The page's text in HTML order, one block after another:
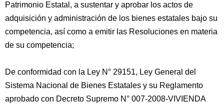
Patrimonio Estatal, a sustentar y aprobar los actos de
adquisición y administración de los bienes estatales bajo su
competencia, así como a emitir las Resoluciones en materia
de su competencia;
De conformidad con la Ley N° 29151, Ley General del
Sistema Nacional de Bienes Estatales y su Reglamento
aprobado con Decreto Supremo N° 007-2008-VIVIENDA